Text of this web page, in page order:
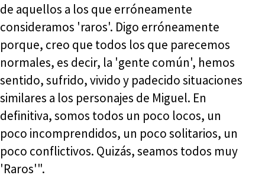
de aquellos a los que erróneamente
consideramos 'raros'. Digo erróneamente
porque, creo que todos los que parecemos
normales, es decir, la 'gente común', hemos
sentido, sufrido, vivido y padecido situaciones
similares a los personajes de Miguel. En
definitiva, somos todos un poco locos, un
poco incomprendidos, un poco solitarios, un
poco conflictivos. Quizás, seamos todos muy
'Raros'".